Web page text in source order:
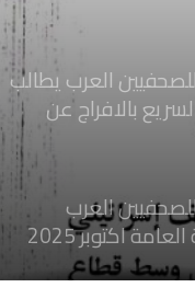
فلسطينيين باستهداف
للصحفيين العرب يطالب
بالافراج عن
المعتقلين لديها
العرب
اكتوبر 2025